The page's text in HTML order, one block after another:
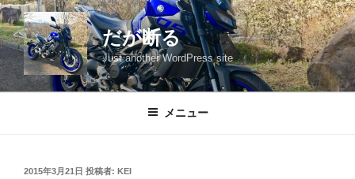
コ
ン
テ
ン
ツ
だが断る
Just another WordPress site
メニュー
投
2015年3月21日 投稿者: KEI